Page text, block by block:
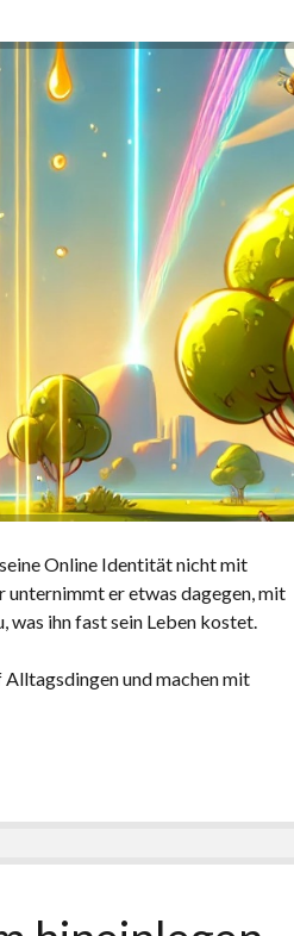
Online Identität nicht mit
unternimmt er etwas dagegen, mit
was ihn fast sein Leben kostet.
und machen mit